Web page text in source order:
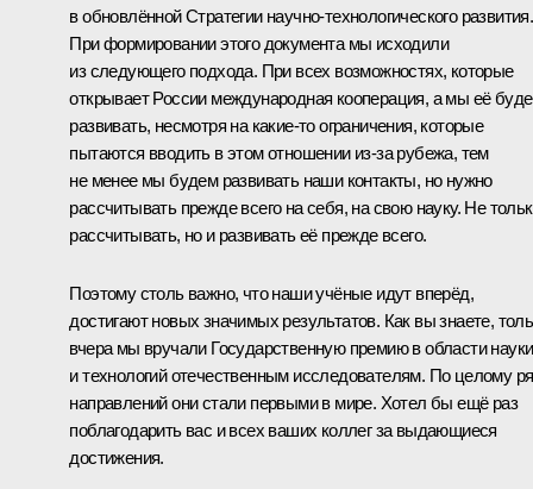
в обновлённой Стратегии научно-технологического развития.
При формировании этого документа мы исходили
из следующего подхода. При всех возможностях, которые
открывает России международная кооперация, а мы её
развивать, несмотря на какие-то ограничения, которые
пытаются вводить в этом отношении из-за рубежа, тем
не менее мы будем развивать наши контакты, но нужно
рассчитывать прежде всего на себя, на свою науку. Не
рассчитывать, но и развивать её прежде всего.
Поэтому столь важно, что наши учёные идут вперёд,
достигают новых значимых результатов. Как вы знаете,
вчера мы вручали Государственную премию в области науки
и технологий отечественным исследователям. По целому
направлений они стали первыми в мире. Хотел бы ещё раз
поблагодарить вас и всех ваших коллег за выдающиеся
достижения.